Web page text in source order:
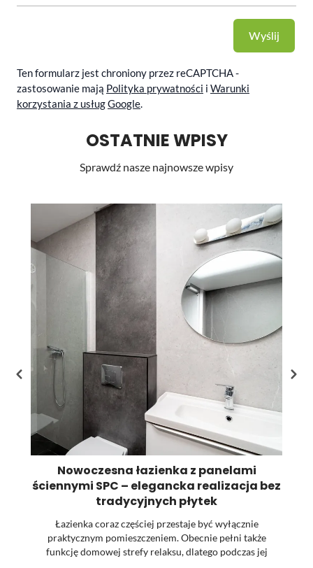
Wyślij
Ten formularz jest chroniony przez reCAPTCHA -
zastosowanie mają Polityka prywatności i Warunki
korzystania z usługGoogle.
OSTATNIE WPISY
Sprawdź nasze najnowsze wpisy
Nowoczesna łazienka z panelami
ściennymi SPC – elegancka realizacja bez
tradycyjnych płytek
Łazienka coraz częściej przestaje być wyłącznie
praktycznym pomieszczeniem. Obecnie pełni także
funkcję domowej strefy relaksu, dlatego podczas jej